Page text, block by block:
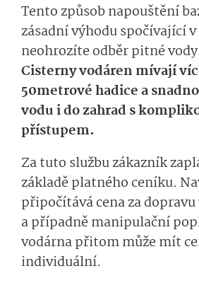
Tento způsob napouštění
zásadní výhodu spočívající
neohrozíte odběr pitné
Cisterny vodáren mívají
50metrové hadice a
vodu i do zahrad s
přístupem.
Za tuto službu zákazník
základě platného ceníku.
připočítává cena za
a případně manipulační
vodárna přitom může mít
individuální.